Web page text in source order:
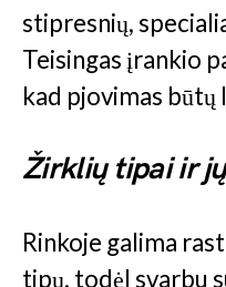
stipresnių,
Teisingas įrankio
kad pjovimas būtų
Žirklių tipai ir
Rinkoje galima
tipų, todėl svarbu